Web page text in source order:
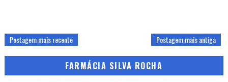
Postagem mais recente Postagem mais antiga
FARMÁCIA SILVA ROCHA